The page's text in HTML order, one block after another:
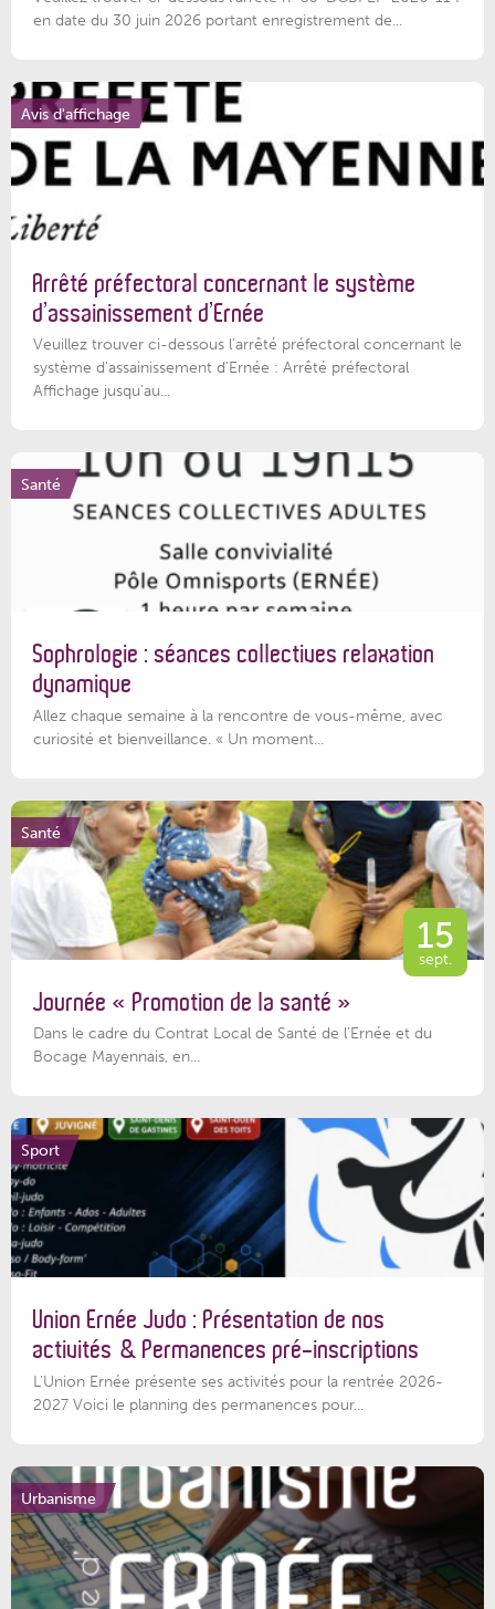
en date du 30 juin 2026 portant enregistrement de...
Avis d'affichage
Arrêté préfectoral concernant le système
d’assainissement d’Ernée
Veuillez trouver ci-dessous l’arrêté préfectoral concernant le
système d'assainissement d'Ernée : Arrêté préfectoral
Affichage jusqu'au...
Santé
Sophrologie : séances collectives relaxation
dynamique
Allez chaque semaine à la rencontre de vous-même, avec
curiosité et bienveillance. « Un moment...
Santé
15
sept.
Journée « Promotion de la santé »
Dans le cadre du Contrat Local de Santé de l’Ernée et du
Bocage Mayennais, en...
Sport
Union Ernée Judo : Présentation de nos
activités & Permanences pré-inscriptions
L'Union Ernée présente ses activités pour la rentrée 2026-
2027 Voici le planning des permanences pour...
Urbanisme